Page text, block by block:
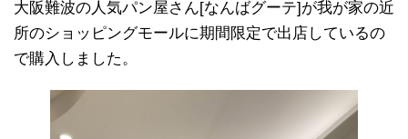
大阪難波の人気パン屋さん[なんばグーテ]が我が家の近
所のショッピングモールに期間限定で出店しているの
で購入しました。